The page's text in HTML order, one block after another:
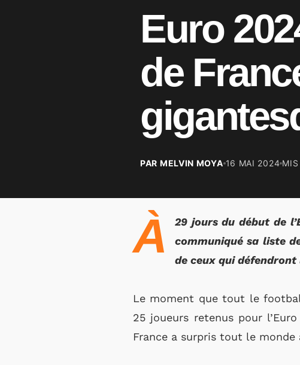
Euro
de
PAR MELVIN MOYA 16 MAI 2024
À
29 jours du début de
communiqué sa liste
de ceux qui
Le moment que tout le
25 joueurs retenus pour
France a surpris tout le monde